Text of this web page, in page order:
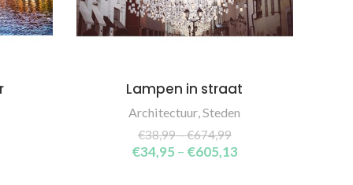
SELECT OPTIONS
Lampen in straat
Architectuur Steden
€38,99–€674,99
€34,95 – €605,13